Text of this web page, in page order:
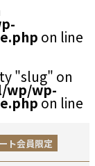
on line
"slug" on
wp/wp-
on line
ト会員限定